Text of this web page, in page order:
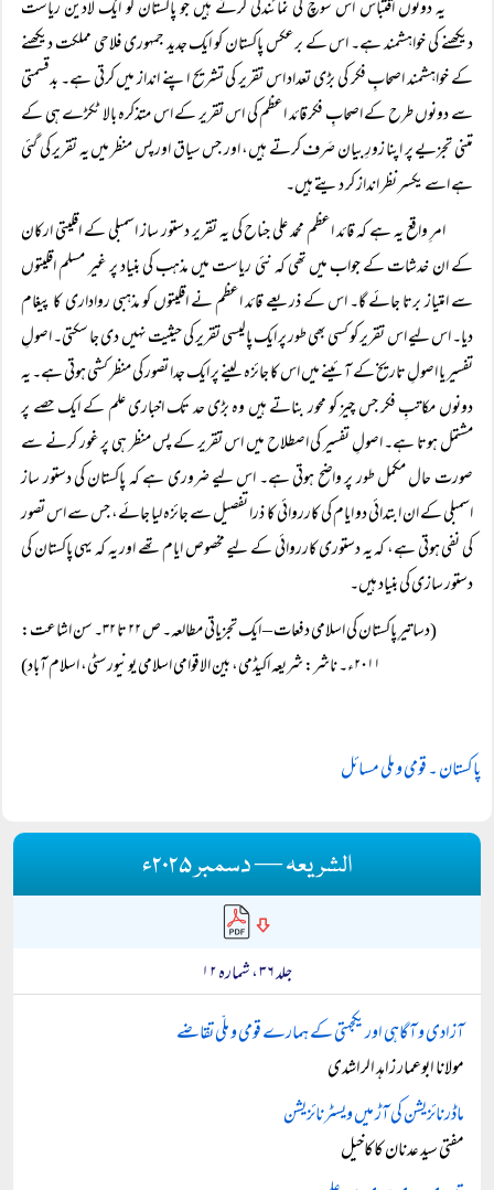
یہ دونوں اقتباس اس سوچ کی نمائندگی کرتے ہیں جو پاکستان کو ایک لادین ریاست
دیکھنے کی خواہشمند ہے۔ اس کے برعکس پاکستان کو ایک جدید جمہوری فلاحی مملکت دیکھنے
کے خواہشمند اصحابِ فکر کی بڑی تعداد اس تقریر کی تشریح اپنے انداز میں کرتی ہے۔ بدقسمتی
سے دونوں طرح کے اصحابِ فکر قائد اعظم کی اس تقریر کے اس متذکرہ بالا ٹکڑے ہی کے
متنی تجزیے پر اپنا زورِ بیان صَرف کرتے ہیں، اور جس سیاق اور پس منظر میں یہ تقریر کی گئی
ہے اسے یکسر نظر انداز کر دیتے ہیں۔
امرِ واقع یہ ہے کہ قائد اعظم محمد علی جناح کی یہ تقریر دستور ساز اسمبلی کے اقلیتی ارکان
کے ان خدشات کے جواب میں تھی کہ نئی ریاست میں مذہب کی بنیاد پر غیر مسلم اقلیتوں
سے امتیاز برتا جائے گا۔ اس کے ذریعے قائد اعظم نے اقلیتوں کو مذہبی رواداری کا پیغام
دیا۔ اس لیے اس تقریر کو کسی بھی طور پر ایک پالیسی تقریر کی حیثیت نہیں دی جا سکتی۔ اصولِ
تفسیر یا اصولِ تاریخ کے آئینے میں اس کا جائزہ لینے پر ایک جدا تصور کی منظر کشی ہوتی ہے۔ یہ
دونوں مکاتبِ فکر جس چیز کو محور بناتے ہیں وہ بڑی حد تک اخباری علم کے ایک حصے پر
مشتمل ہوتا ہے۔ اصولِ تفسیر کی اصطلاح میں اس تقریر کے پس منظر ہی پر غور کرنے سے
صورت حال مکمل طور پر واضح ہوتی ہے۔ اس لیے ضروری ہے کہ پاکستان کی دستور ساز
اسمبلی کے ان ابتدائی دو ایام کی کارروائی کا ذرا تفصیل سے جائزہ لیا جائے، جس سے اس تصور
کی نفی ہوتی ہے، کہ یہ دستوری کارروائی کے لیے مخصوص ایام تھے اور یہ کہ یہی پاکستان کی
دستور سازی کی بنیاد ہیں۔
(دساتیرِ پاکستان کی اسلامی دفعات – ایک تجزیاتی مطالعہ۔ ص ۲۲ تا ۳۲۔ سن اشاعت:
۲۰۱۱ء۔ ناشر: شریعہ اکیڈمی، بین الاقوامی اسلامی یونیورسٹی، اسلام آباد)
پاکستان ۔ قومی و ملی مسائل
الشریعہ — دسمبر ۲۰۲۵ء
جلد ۳۶ ، شمارہ ۱۲
آزادی و آگاہی اور یکجہتی کے ہمارے قومی و ملّی تقاضے
مولانا ابوعمار زاہد الراشدی
ماڈرنائزیشن کی آڑ میں ویسٹرنائزیشن
مفتی سید عدنان کاکاخیل